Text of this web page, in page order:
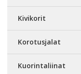
Kivikorit
Korotusjalat
Kuorintaliinat